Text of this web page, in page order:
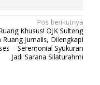
Pos berikutnya
Khusus! OJK Sulteng
Ruang Jurnalis, Dilengkapi
– Seremonial Syukuran
Jadi Sarana Silaturahmi